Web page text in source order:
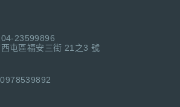
23599896
屯區福安三街 21之3 號